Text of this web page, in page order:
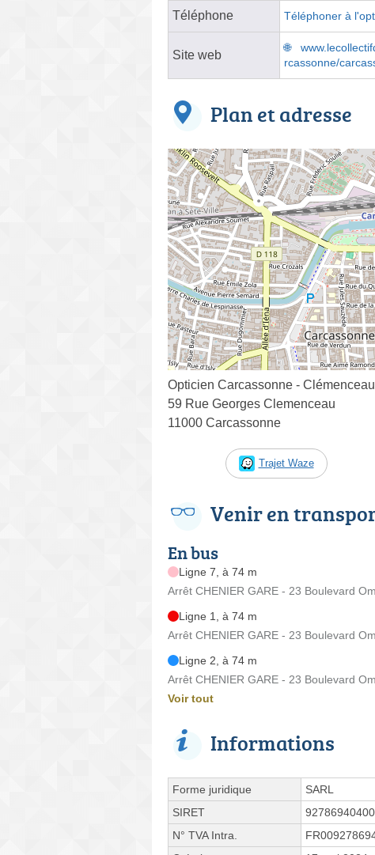
Téléphone Téléphoner à
Site web
rcassonne/
Plan et adresse
Opticien Carcassonne -
59 Rue Georges Clemenceau
11000 Carcassonne
Trajet Waze
Venir en
En bus
Ligne 7, à 74 m
Arrêt CHENIER GARE - 23 Boulevard
Ligne 1, à 74 m
Arrêt CHENIER GARE - 23 Boulevard
Ligne 2, à 74 m
Arrêt CHENIER GARE - 23 Boulevard
Voir tout
Informations
Forme juridique
SARL
SIRET
N° TVA Intra.